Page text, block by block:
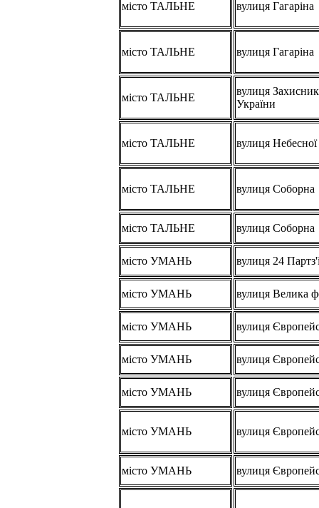
місто ТАЛЬНЕ вулиця Гагаріна
місто ТАЛЬНЕ вулиця Гагаріна
місто ТАЛЬНЕ
вулиця
України
місто ТАЛЬНЕ вулиця
місто ТАЛЬНЕ вулиця Соборна
місто ТАЛЬНЕ вулиця Соборна
місто УМАНЬ вулиця 24
місто УМАНЬ вулиця Велика
місто УМАНЬ вулиця
місто УМАНЬ вулиця
місто УМАНЬ вулиця
місто УМАНЬ вулиця
місто УМАНЬ вулиця